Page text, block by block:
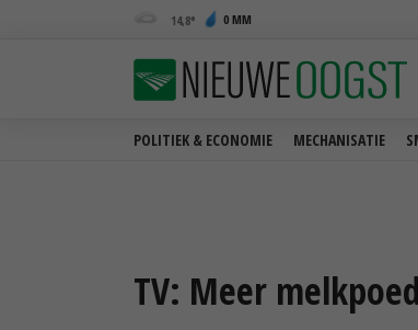
14,8 0 MM
POLITIEK & ECONOMIE MECHANISATIE
TV: Meer